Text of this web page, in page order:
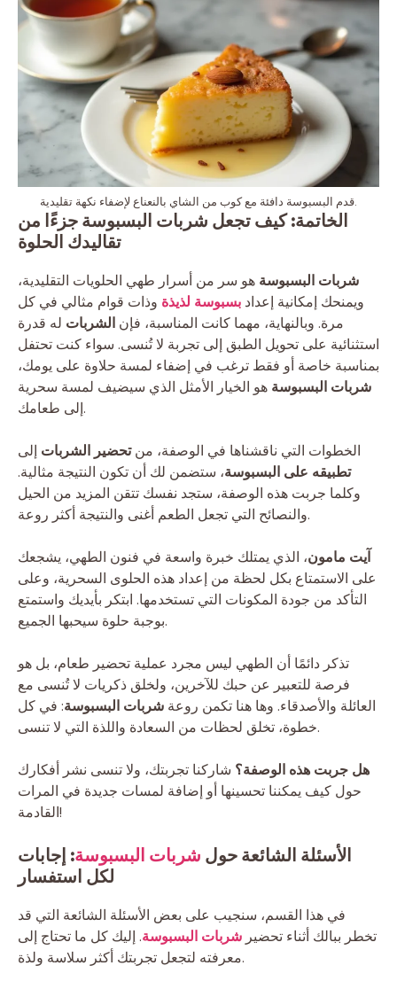
قدم البسبوسة دافئة مع كوب من الشاي بالنعناع لإضفاء نكهة تقليدية.
الخاتمة: كيف تجعل شربات البسبوسة جزءًا من
تقاليدك الحلوة
شربات البسبوسة هو سر من أسرار طهي الحلويات التقليدية،
ويمنحك إمكانية إعداد بسبوسة لذيذة وذات قوام مثالي في كل
مرة. وبالنهاية، مهما كانت المناسبة، فإن الشربات له قدرة
استثنائية على تحويل الطبق إلى تجربة لا تُنسى. سواء كنت تحتفل
بمناسبة خاصة أو فقط ترغب في إضفاء لمسة حلاوة على يومك،
شربات البسبوسة هو الخيار الأمثل الذي سيضيف لمسة سحرية
إلى طعامك.
الخطوات التي ناقشناها في الوصفة، منتحضير الشربات إلى
تطبيقه على البسبوسة، ستضمن لك أن تكون النتيجة مثالية.
وكلما جربت هذه الوصفة، ستجد نفسك تتقن المزيد من الحيل
والنصائح التي تجعل الطعم أغنى والنتيجة أكثر روعة.
آيت مامون، الذي يمتلك خبرة واسعة في فنون الطهي، يشجعك
على الاستمتاع بكل لحظة من إعداد هذه الحلوى السحرية، وعلى
التأكد من جودة المكونات التي تستخدمها. ابتكر بأيديك واستمتع
بوجبة حلوة سيحبها الجميع.
تذكر دائمًا أن الطهي ليس مجرد عملية تحضير طعام، بل هو
فرصة للتعبير عن حبك للآخرين، ولخلق ذكريات لا تُنسى مع
العائلة والأصدقاء. وها هنا تكمن روعة شربات البسبوسة: في كل
خطوة، تخلق لحظات من السعادة واللذة التي لا تنسى.
هل جربت هذه الوصفة؟ شاركنا تجربتك، ولا تنسى نشر أفكارك
حول كيف يمكننا تحسينها أو إضافة لمسات جديدة في المرات
القادمة!
الأسئلة الشائعة حول شربات البسبوسة: إجابات
لكل استفسار
في هذا القسم، سنجيب على بعض الأسئلة الشائعة التي قد
تخطر ببالك أثناء تحضير شربات البسبوسة. إليك كل ما تحتاج إلى
معرفته لتجعل تجربتك أكثر سلاسة ولذة.